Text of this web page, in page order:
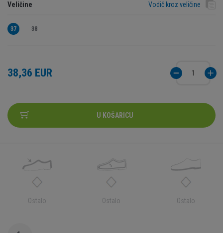
Veličine Vodič kroz veličine
37 38
38,36 EUR
U KOŠARICU
Ostalo Ostalo Ostalo